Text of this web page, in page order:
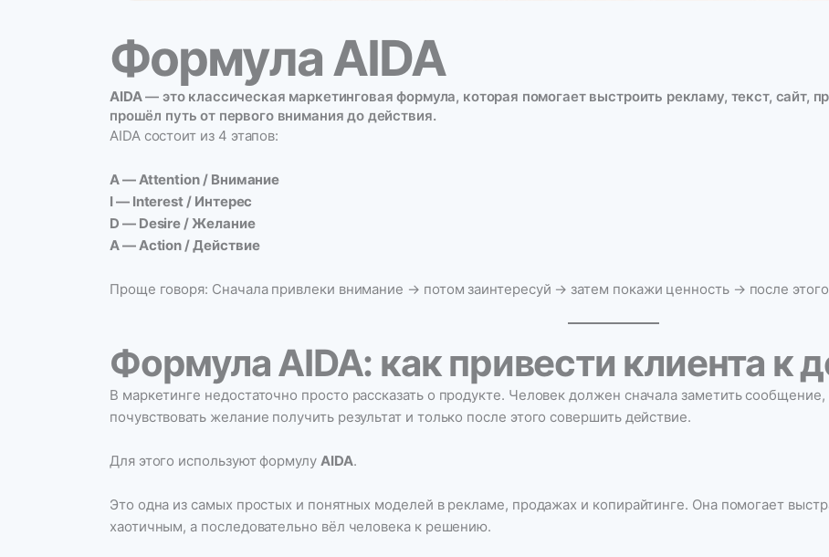
Формула AIDA
AIDA— это классическая маркетинговая формула, которая помогает выстроить рекламу, текст, сайт,
прошёл путь от первого внимания до действия.
AIDA состоит из 4 этапов:
A — Attention / Внимание
I — Interest / Интерес
D — Desire / Желание
A — Action / Действие
Проще говоря: Сначала привлеки внимание → потом заинтересуй → затем покажи ценность → после
Формула AIDA: как привести клиента к
В маркетинге недостаточно просто рассказать о продукте. Человек должен сначала заметить
почувствовать желание получить результат и только после этого совершить действие.
Для этого используют формулу AIDA.
Это одна из самых простых и понятных моделей в рекламе, продажах и копирайтинге. Она помогает
хаотичным, а последовательно вёл человека к решению.